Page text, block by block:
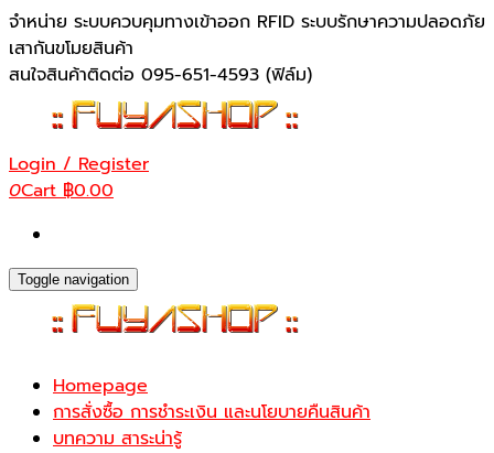
Skip
to
the
content
จำหน่าย ระบบควบคุมทางเข้าออก RFID ระบบรักษาความปลอดภัย
เสากันขโมยสินค้า
สนใจสินค้าติดต่อ 095-651-4593 (ฟิล์ม)
Login / Register
0Cart฿0.00
Toggle navigation
Homepage
การสั่งซื้อ การชำระเงิน และนโยบายคืนสินค้า
บทความ สาระน่ารู้